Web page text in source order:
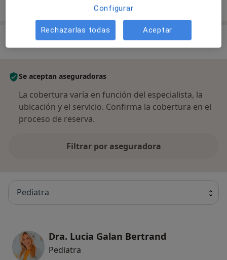
¿Cómo funcionan los precios?
Especialistas & aseguradoras
Se aceptan aseguradoras
La cobertura varía en función del especialista, la
ubicación y el servicio. Confirma la cobertura en el
proceso de reserva.
Filtrar por aseguradora
Pediatra
Dra. Lucia Galan Bertrand
Pediatra
Configurar
Rechazarlas todas Aceptar